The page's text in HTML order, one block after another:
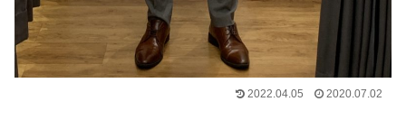
2022.04.05 2020.07.02